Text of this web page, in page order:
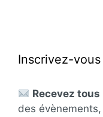
Inscrivez-
Recevez
des